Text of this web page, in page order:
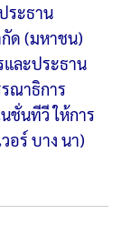
ระธาน
ด (มหาชน)
และประธาน
ณาธิการ
ชั่นทีวี ให้การ
อร์ บาง นา)